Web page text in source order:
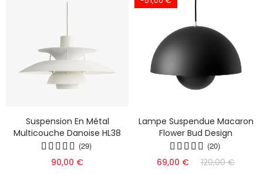
Suspension En Métal
Multicouche Danoise HL38
(29)
90,00 €
Lampe Suspendue Macaron
Flower Bud Design
(20)
69,00 € 120,00 €